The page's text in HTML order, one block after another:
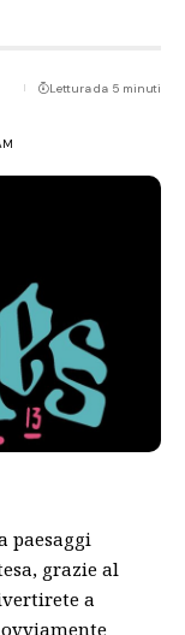
Lettura da 5 minuti
paesaggi
grazie al
a